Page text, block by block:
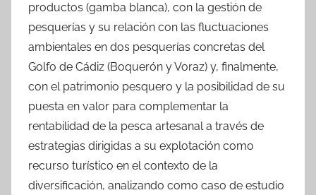
productos (gamba blanca), con la gestión de
pesquerías y su relación con las fluctuaciones
ambientales en dos pesquerías concretas del
Golfo de Cádiz (Boquerón y Voraz) y, finalmente,
con el patrimonio pesquero y la posibilidad de su
puesta en valor para complementar la
rentabilidad de la pesca artesanal a través de
estrategias dirigidas a su explotación como
recurso turístico en el contexto de la
diversificación, analizando como caso de estudio